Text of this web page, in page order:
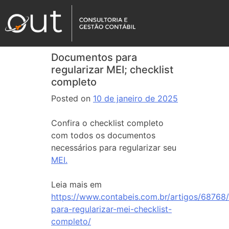
Documentos para
regularizar MEI; checklist
completo
Posted on 10 de janeiro de 2025
Confira o checklist completo
com todos os documentos
necessários para regularizar seu
MEI.
Leia mais em
https://www.contabeis.com.br/artigos/
para-regularizar-mei-checklist-
completo/